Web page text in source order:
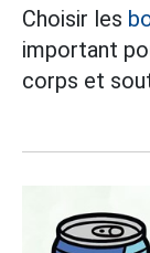
Choisir les
important
corps et